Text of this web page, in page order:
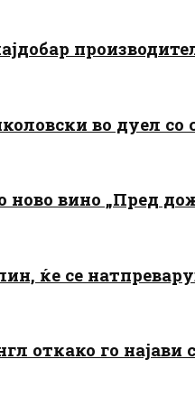
во дуел со
ново вино „Пред
ќе се
откако го најави